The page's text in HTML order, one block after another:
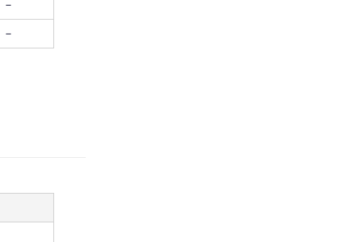
－
－